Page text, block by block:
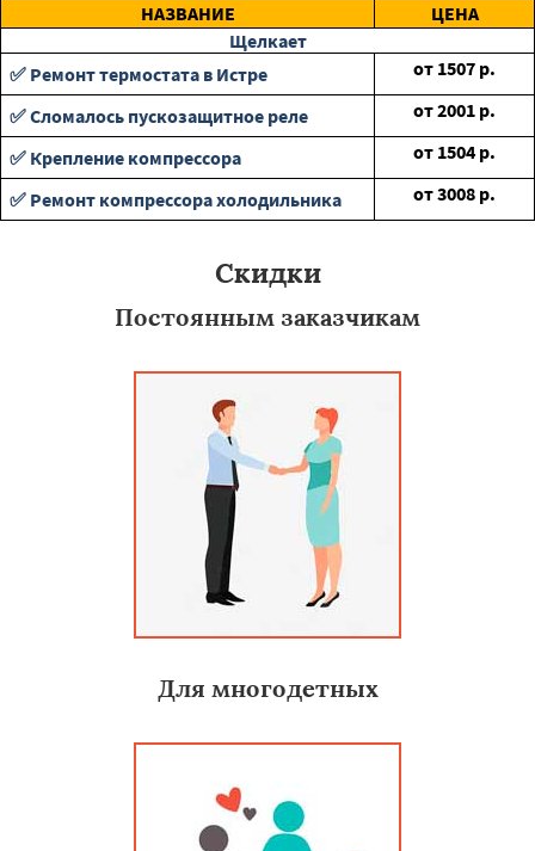
НАЗВАНИЕ
ЦЕНА
Щелкает
✅ Ремонт термостата в Истре
от 1507 р.
✅ Сломалось пускозащитное реле
от2001 р.
✅ Крепление компрессора
от 1504 р.
✅ Ремонт компрессора холодильника
от3008 р.
Скидки
Постоянным заказчикам
Для многодетных